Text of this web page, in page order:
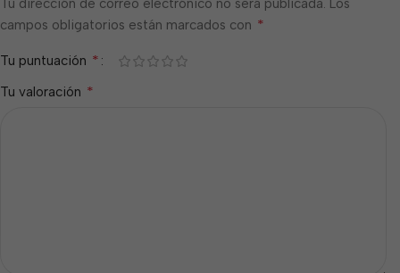
Tu dirección de correo electrónico no será publicada. Los
campos obligatorios están marcados con *
Tu puntuación *
Tu valoración *